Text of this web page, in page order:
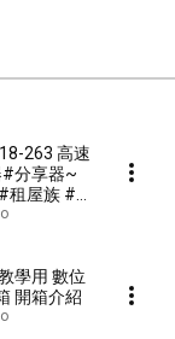
263 高速
#分享器~
屋族 #小
學用 數位
開箱介紹